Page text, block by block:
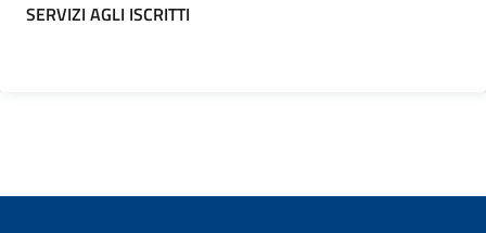
SERVIZI AGLI ISCRITTI